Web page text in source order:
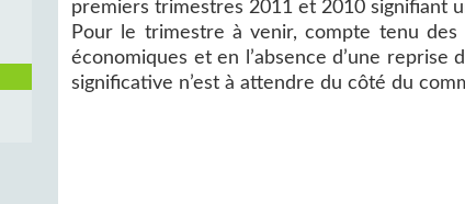
premiers trimestres 2011 et 2010 signifiant
Pour le trimestre à venir, compte tenu des
économiques et en l’absence d’une reprise
significative n’est à attendre du côté du